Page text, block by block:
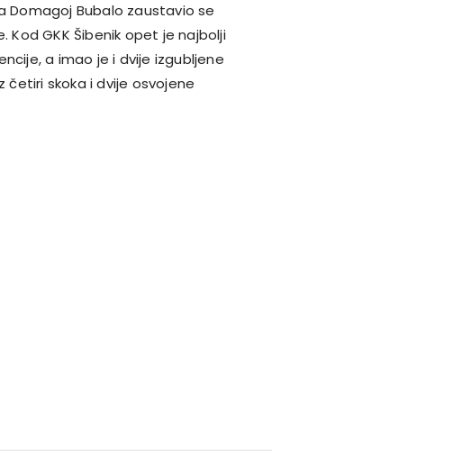
Domagoj Bubalo zaustavio se
Kod GKK Šibenik opet je najbolji
a imao je i dvije izgubljene
četiri skoka i dvije osvojene